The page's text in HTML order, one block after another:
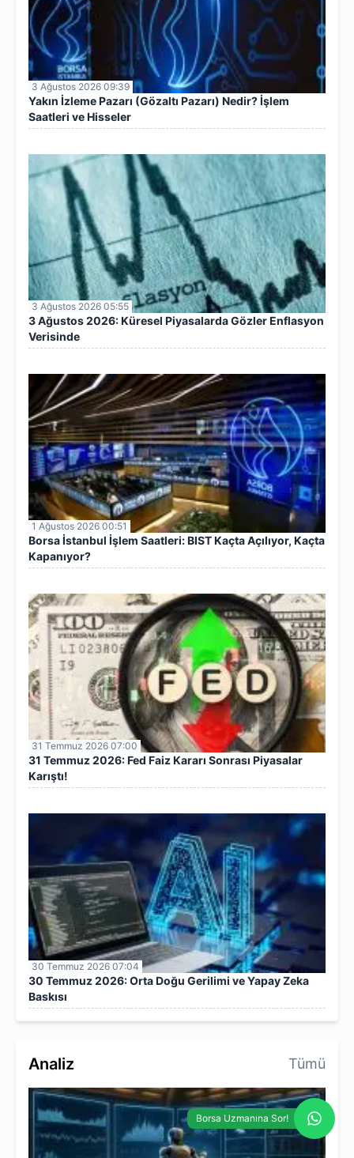
3 Ağustos 2026 09:39
Yakın İzleme Pazarı (Gözaltı Pazarı) Nedir? İşlem
Saatleri ve Hisseler
3 Ağustos 2026 05:55
3 Ağustos 2026: Küresel Piyasalarda Gözler Enflasyon
Verisinde
1 Ağustos 2026 00:51
Borsa İstanbul İşlem Saatleri: BIST Kaçta Açılıyor, Kaçta
Kapanıyor?
31 Temmuz 2026 07:00
31 Temmuz 2026: Fed Faiz Kararı Sonrası Piyasalar
Karıştı!
30 Temmuz 2026 07:04
30 Temmuz 2026: Orta Doğu Gerilimi ve Yapay Zeka
Baskısı
Analiz Tümü
Borsa Uzmanına Sor!